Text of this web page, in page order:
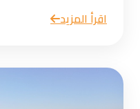
اقرأ المزيد